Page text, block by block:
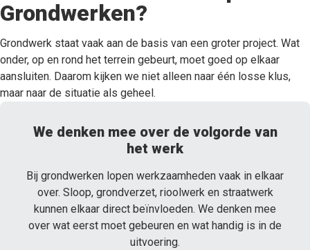
Grondwerken?
Grondwerk staat vaak aan de basis van een groter project. Wat
onder, op en rond het terrein gebeurt, moet goed op elkaar
aansluiten. Daarom kijken we niet alleen naar één losse klus,
maar naar de situatie als geheel.
We denken mee over de volgorde van
het werk
Bij grondwerken lopen werkzaamheden vaak in elkaar
over. Sloop, grondverzet, rioolwerk en straatwerk
kunnen elkaar direct beïnvloeden. We denken mee
over wat eerst moet gebeuren en wat handig is in de
uitvoering.